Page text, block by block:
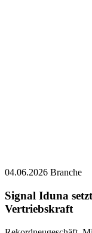
Rekordneugeschäft,
positiv aus. Der
„Momentum 2030“ auf
> weiterlesen